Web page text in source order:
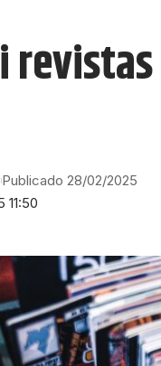
11:50
Publicado 28/02/2025